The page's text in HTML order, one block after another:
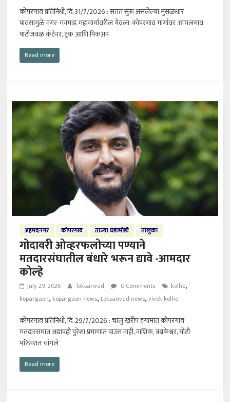
कोपरगाव प्रतिनिधी, दि. 31/7/2026 : सतत सुरू असलेल्या मुसळधार
पावसामुळे नगर-मनमाड महामार्गावरील येवला-कोपरगाव मार्गावर आंचलगाव
पाटीजवळ कंटेनर, ट्रक आणि पिकअप
Read more
अहमदनगर कोपरगाव ताज्या घडामोडी तालुका
गोदावरी ओव्हरफलोच्या पण्याने
मतदारसंघातील बंधारे भरून द्यावे -आमदार
कोल्हे
July 29, 2026 loksanvad 0 Comments kolhe,
kopargaon, kopargaon news, Loksanvad news,vivek kolhe
कोपरगाव प्रतिनिधी, दि. 29/7/2026 : चालु खरीप हंगामात कोपरगांव
मतदारसंघात अद्यापही पुरेशा प्रमाणांत पाउस नाही, नाशिक, त्रंबकेश्वर, घोटी
परिसरात चांगले
Read more